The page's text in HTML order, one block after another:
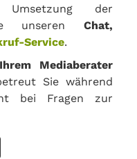
Umsetzung der
unseren Chat,
Service.
Ihrem Mediaberater
Sie während
bei Fragen zur